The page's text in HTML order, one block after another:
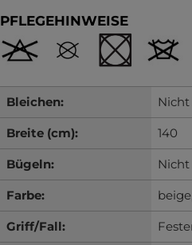
PFLEGEHINWEISE
Bleichen:
Breite (cm): 140
Bügeln:
Farbe: beige
Griff/Fall: